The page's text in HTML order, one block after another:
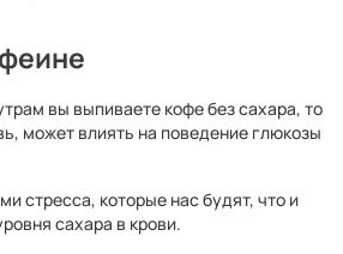
вы выпиваете кофе без сахара, то
может влиять на поведение глюкозы
стресса, которые нас будят, что и
сахара в крови.